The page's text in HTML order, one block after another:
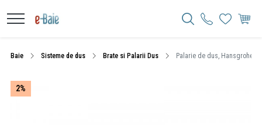
Baie Sisteme de dus Brate si Palarii Dus Palarie de dus, Hansgrohe,
2%